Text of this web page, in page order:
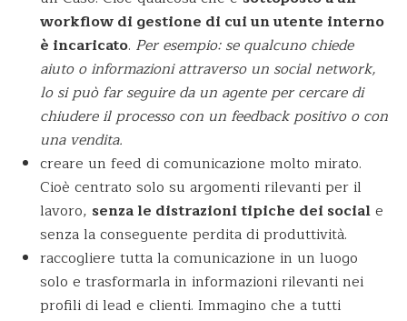
workflow di gestione di cui un utente interno
è incaricato. Per esempio: se qualcuno chiede
aiuto o informazioni attraverso un social network,
lo si può far seguire da un agente per cercare di
chiudere il processo con un feedback positivo o con
una vendita.
creare un feed di comunicazione molto mirato.
Cioè centrato solo su argomenti rilevanti per il
lavoro, senza le distrazioni tipiche dei sociale
senza la conseguente perdita di produttività.
raccogliere tutta la comunicazione in un luogo
solo e trasformarla in informazioni rilevanti nei
profili di lead e clienti. Immagino che a tutti